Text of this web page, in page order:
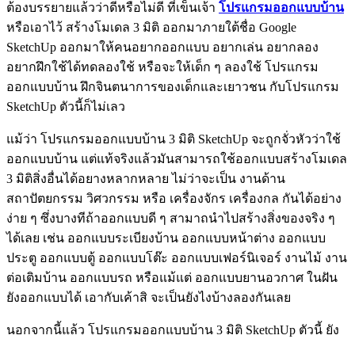
ต้องบรรยายแล้วว่าดีหรือไม่ดี ที่เข็นเจ้า โปรแกรมออกแบบบ้าน
หรือเอาไว้ สร้างโมเดล 3 มิติ ออกมาภายใต้ชื่อ Google
SketchUp ออกมาให้คนอยากออกแบบ อยากเล่น อยากลอง
อยากฝึกใช้ได้ทดลองใช้ หรือจะให้เด็ก ๆ ลองใช้ โปรแกรม
ออกแบบบ้าน ฝึกจินตนาการของเด็กและเยาวชน กับโปรแกรม
SketchUp ตัวนี้ก็ไม่เลว
แม้ว่า โปรแกรมออกแบบบ้าน 3 มิติ SketchUp จะถูกจั่วหัวว่าใช้
ออกแบบบ้าน แต่แท้จริงแล้วมันสามารถใช้ออกแบบสร้างโมเดล
3 มิติสิ่งอื่นได้อยางหลากหลาย ไม่ว่าจะเป็น งานด้าน
สถาปัตยกรรม วิศวกรรม หรือ เครื่องจักร เครื่องกล กันได้อย่าง
ง่าย ๆ ซึ่งบางทีถ้าออกแบบดี ๆ สามาถนำไปสร้างสิ่งของจริง ๆ
ได้เลย เช่น ออกแบบระเบียงบ้าน ออกแบบหน้าต่าง ออกแบบ
ประตู ออกแบบตู้ ออกแบบโต๊ะ ออกแบบเฟอร์นิเจอร์ งานไม้ งาน
ต่อเติมบ้าน ออกแบบรถ หรือแม้แต่ ออกแบบยานอวกาศ ในฝัน
ยังออกแบบได้ เอากับเค้าสิ จะเป็นยังไงบ้างลองกันเลย
นอกจากนี้แล้ว โปรแกรมออกแบบบ้าน 3 มิติ SketchUp ตัวนี้ ยัง